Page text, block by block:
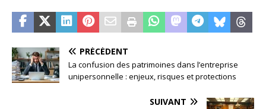
PRÉCÉDENT
La confusion des patrimoines dans l’entreprise
unipersonnelle : enjeux, risques et protections
SUIVANT